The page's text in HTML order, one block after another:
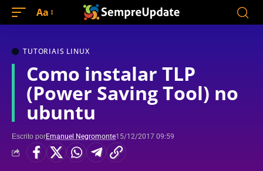
Aa
TUTORIAIS LINUX
Como instalar TLP
(Power Saving Tool) no
ubuntu
Escrito porEmanuel Negromonte15/12/2017 09:59